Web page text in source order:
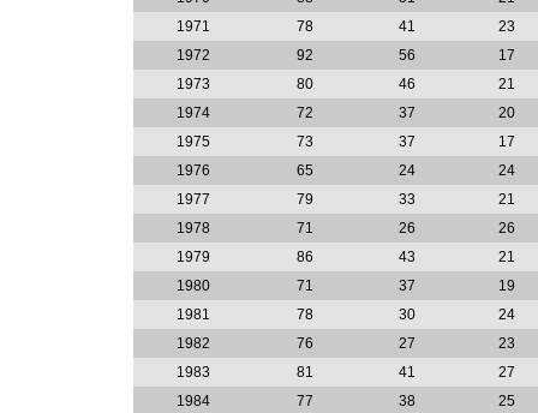
1971
78 41
23
1972
92 56
17
1973
80 46
21
1974
72 37
20
1975
73 37
17
1976
65 24
24
1977
79 33
21
1978
71 26
26
1979
86 43
21
1980
71 37
19
1981
78 30
24
1982
76 27
23
1983
81 41
27
1984
77 38 25